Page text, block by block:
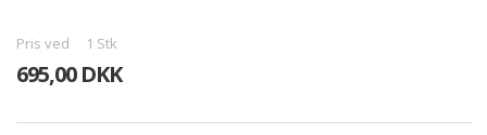
Pris ved 1 Stk
695,00 DKK